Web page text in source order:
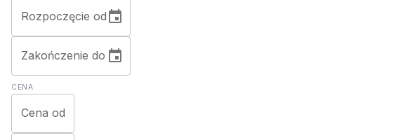
Rozpoczęcie od
Zakończenie do
CENA
Cena od